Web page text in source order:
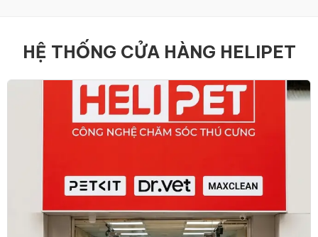
HỆ THỐNG CỬA HÀNG HELIPET